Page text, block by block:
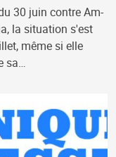
30 juin contre Am-
la situation s'est
même si elle
sa…